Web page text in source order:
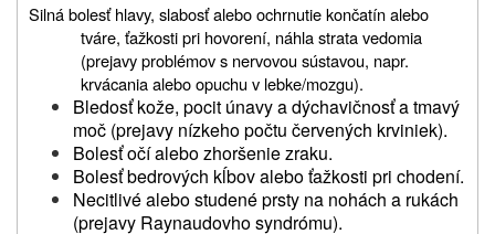
Silná bolesť hlavy, slabosť alebo ochrnutie končatín alebo
tváre, ťažkosti pri hovorení, náhla strata vedomia
(prejavy problémov s nervovou sústavou, napr.
krvácania alebo opuchu v lebke/mozgu).
Bledosť kože, pocit únavy a dýchavičnosť a tmavý
moč (prejavy nízkeho počtu červených krviniek).
Bolesť očí alebo zhoršenie zraku.
Bolesť bedrových kĺbov alebo ťažkosti pri chodení.
Necitlivé alebo studené prsty na nohách a rukách
(prejavy Raynaudovho syndrómu).